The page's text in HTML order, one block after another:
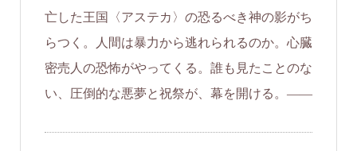
亡した王国〈アステカ〉の恐るべき神の影がち
らつく。人間は暴力から逃れられるのか。心臓
密売人の恐怖がやってくる。誰も見たことのな
い、圧倒的な悪夢と祝祭が、幕を開ける。――